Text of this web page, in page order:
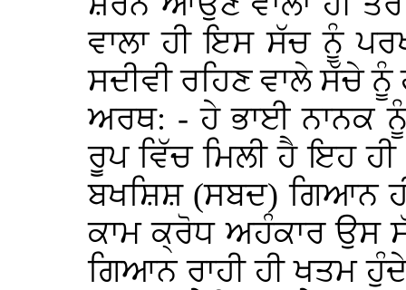
ਵਾਲਾ ਹੀ ਇਸ ਸੱਚ ਨੂੰ
ਸਦੀਵੀ ਰਹਿਣ ਵਾਲੇ ਸੱਚੇ ਨੂੰ
ਅਰਥ: - ਹੇ ਭਾਈ ਨਾਨਕ
ਰੂਪ ਵਿੱਚ ਮਿਲੀ ਹੈ ਇਹ
ਬਖਸ਼ਿਸ਼ (ਸਬਦ) ਗਿਆਨ
ਕਾਮ ਕ੍ਰੋਧ ਅਹੰਕਾਰ ਉਸ
ਗਿਆਨ ਰਾਹੀ ਹੀ ਖਤਮ